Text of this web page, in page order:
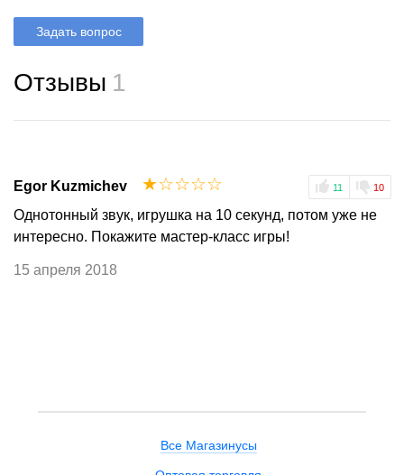
Задать вопрос
Отзывы 1
Egor Kuzmichev 11 10
☆
☆
☆
☆
☆
Однотонный звук, игрушка на 10 секунд, потом уже не
интересно. Покажите мастер-класс игры!
15 апреля 2018
Все Магазинусы